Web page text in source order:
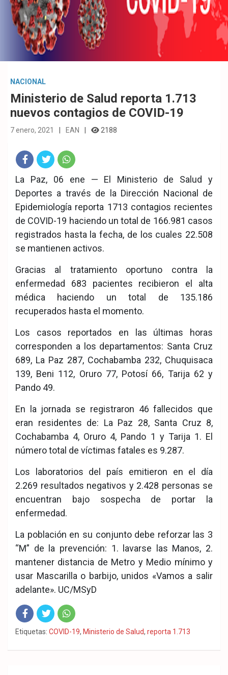
NACIONAL
Ministerio de Salud reporta 1.713
nuevos contagios de COVID-19
7 enero, 2021 EAN 2188
Fac
eb
ook
Twit
ter
Wha
tsA
pp
La Paz, 06 ene — El Ministerio de Salud y
Deportes a través de la Dirección Nacional de
Epidemiología reporta 1713 contagios recientes
de COVID-19 haciendo un total de 166.981 casos
registrados hasta la fecha, de los cuales 22.508
se mantienen activos.
Gracias al tratamiento oportuno contra la
enfermedad 683 pacientes recibieron el alta
médica haciendo un total de 135.186
recuperados hasta el momento.
Los casos reportados en las últimas horas
corresponden a los departamentos: Santa Cruz
689, La Paz 287, Cochabamba 232, Chuquisaca
139, Beni 112, Oruro 77, Potosí 66, Tarija 62 y
Pando 49.
En la jornada se registraron 46 fallecidos que
eran residentes de: La Paz 28, Santa Cruz 8,
Cochabamba 4, Oruro 4, Pando 1 y Tarija 1. El
número total de víctimas fatales es 9.287.
Los laboratorios del país emitieron en el día
2.269 resultados negativos y 2.428 personas se
encuentran bajo sospecha de portar la
enfermedad.
La población en su conjunto debe reforzar las 3
“M” de la prevención: 1. lavarse las Manos, 2.
mantener distancia de Metro y Medio mínimo y
usar Mascarilla o barbijo, unidos «Vamos a salir
adelante». UC/MSyD
Fac
eb
Twit
ter
Wha
tsA
Etiquetas: COVID-19, Ministerio de Salud, reporta 1.713